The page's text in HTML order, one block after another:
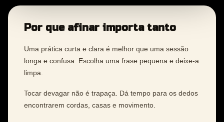
Por que afinar importa tanto
Uma prática curta e clara é melhor que uma sessão
longa e confusa. Escolha uma frase pequena e deixe-a
limpa.
Tocar devagar não é trapaça. Dá tempo para os dedos
encontrarem cordas, casas e movimento.